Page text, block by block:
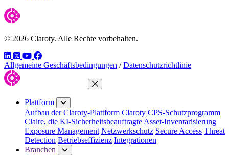
© 2026 Claroty. Alle Rechte vorbehalten.
LinkedIn
TwitterYouTube
Facebook
Allgemeine Geschäftsbedingungen / Datenschutzrichtlinie
Menü schließen
Plattform
Aufbau der Claroty-Plattform Claroty CPS-Schutzprogramm
Claire, die KI-Sicherheitsbeauftragte Asset-Inventarisierung
Exposure Management Netzwerkschutz Secure Access Threat
Detection Betriebseffizienz Integrationen
Branchen